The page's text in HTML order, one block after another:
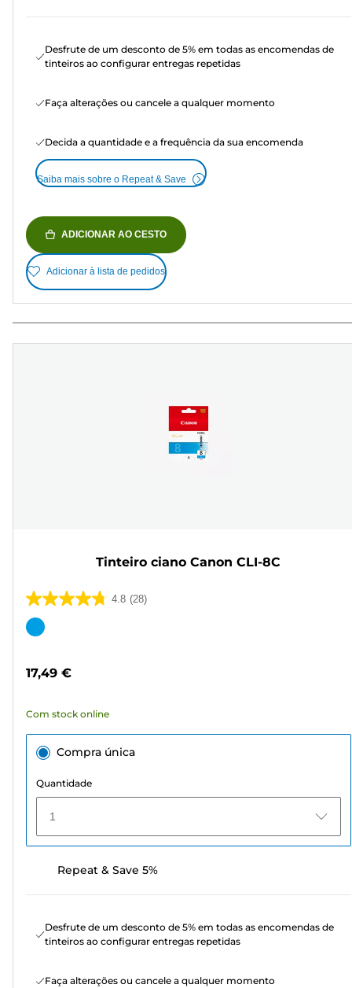
Desfrute de um desconto de 5% em todas as encomendas de
tinteiros ao configurar entregas repetidas
Faça alterações ou cancele a qualquer momento
Decida a quantidade e a frequência da sua encomenda
Saiba mais sobre o Repeat & Save
ADICIONAR AO CESTO
Adicionar à lista de pedidos
Tinteiro ciano Canon CLI-8C
4.8 (28)
4.8
em
28
Cartucho
17,49 €
Com stock online
Compra única
Quantidade
1
Repeat & Save 5%
Desfrute de um desconto de 5% em todas as encomendas de
tinteiros ao configurar entregas repetidas
Faça alterações ou cancele a qualquer momento